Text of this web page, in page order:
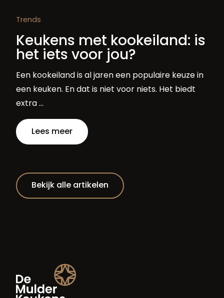
Trends
Keukens met kookeiland: is
het iets voor jou?
Een kookeiland is al jaren een populaire keuze in
een keuken. En dat is niet voor niets. Het biedt
extra …
Lees meer
Bekijk alle artikelen